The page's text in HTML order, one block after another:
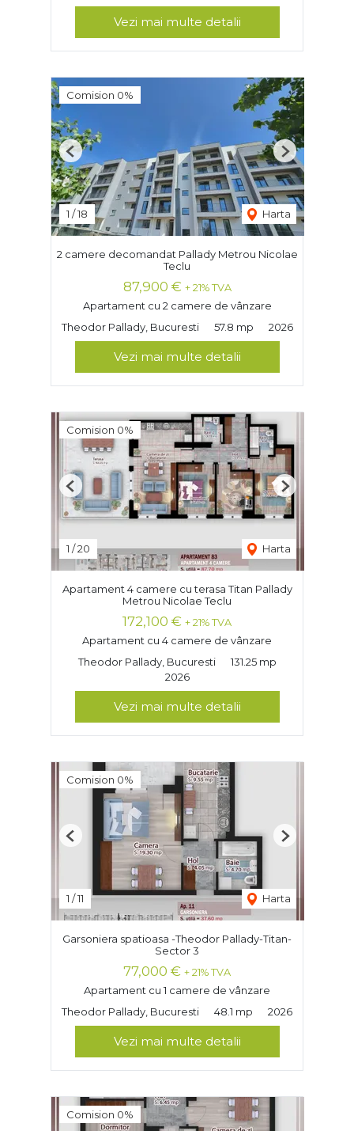
Vezi mai multe detalii
Comision 0%
1 /18 Harta
Previous Next
2 camere decomandat Pallady Metrou Nicolae
Teclu
87,900 € + 21% TVA
Apartament cu 2 camere de vânzare
Theodor Pallady, Bucuresti
57.8 mp 2026
Vezi mai multe detalii
Comision 0%
1 /20 Harta
Previous Next
Apartament 4 camere cu terasa Titan Pallady
Metrou Nicolae Teclu
172,100 € + 21% TVA
Apartament cu 4 camere de vânzare
Theodor Pallady, Bucuresti
131.25 mp
2026
Vezi mai multe detalii
Comision 0%
1 /11 Harta
Previous Next
Garsoniera spatioasa -Theodor Pallady-Titan-
Sector 3
77,000 € + 21% TVA
Apartament cu 1 camere de vânzare
Theodor Pallady, Bucuresti
48.1 mp 2026
Vezi mai multe detalii
Comision 0%